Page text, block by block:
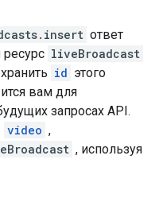
ответ
liveBroadcast
id этого
вам для
запросах API.
video ,
, используя